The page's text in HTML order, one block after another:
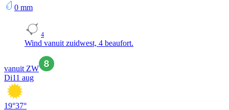
0 mm
4
Wind vanuit zuidwest, 4 beaufort.
vanuit ZW
Di11 aug
19°37°